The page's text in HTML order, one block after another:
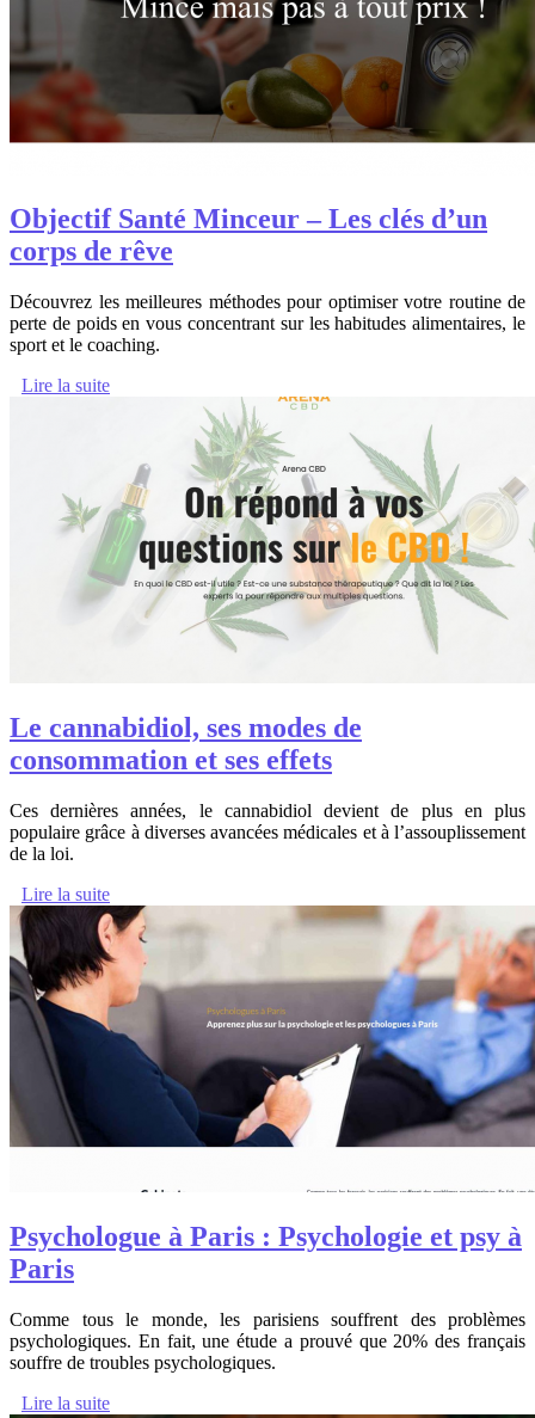
Objectif Santé Minceur – Les clés d’un
corps de rêve
Découvrez les meilleures méthodes pour optimiser votre routine de
perte de poids en vous concentrant sur les habitudes alimentaires, le
sport et le coaching.
Lire la suite
Le cannabidiol, ses modes de
consommation et ses effets
Ces dernières années, le cannabidiol devient de plus en plus
populaire grâce à diverses avancées médicales et à l’assouplissement
de la loi.
Lire la suite
Psychologue à Paris : Psychologie et psy à
Paris
Comme tous le monde, les parisiens souffrent des problèmes
psychologiques. En fait, une étude a prouvé que 20% des français
souffre de troubles psychologiques.
Lire la suite